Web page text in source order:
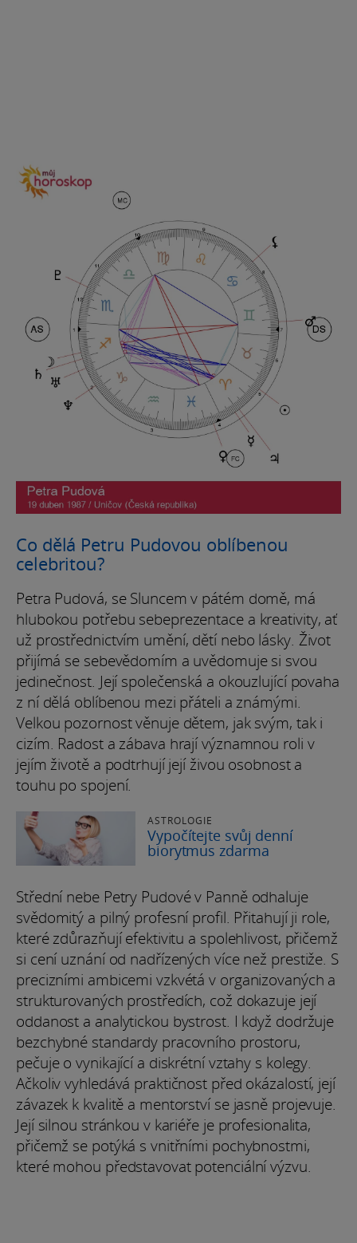
Co dělá Petru Pudovou oblíbenou
celebritou?
Petra Pudová, se Sluncem v pátém domě, má
hlubokou potřebu sebeprezentace a kreativity, ať
už prostřednictvím umění, dětí nebo lásky. Život
přijímá se sebevědomím a uvědomuje si svou
jedinečnost. Její společenská a okouzlující povaha
z ní dělá oblíbenou mezi přáteli a známými.
Velkou pozornost věnuje dětem, jak svým, tak i
cizím. Radost a zábava hrají významnou roli v
jejím životě a podtrhují její živou osobnost a
touhu po spojení.
ASTROLOGIE
Vypočítejte svůj denní
biorytmus zdarma
Střední nebe Petry Pudové v Panně odhaluje
svědomitý a pilný profesní profil. Přitahují ji role,
které zdůrazňují efektivitu a spolehlivost, přičemž
si cení uznání od nadřízených více než prestiže. S
precizními ambicemi vzkvétá v organizovaných a
strukturovaných prostředích, což dokazuje její
oddanost a analytickou bystrost. I když dodržuje
bezchybné standardy pracovního prostoru,
pečuje o vynikající a diskrétní vztahy s kolegy.
Ačkoliv vyhledává praktičnost před okázalostí, její
závazek k kvalitě a mentorství se jasně projevuje.
Její silnou stránkou v kariéře je profesionalita,
přičemž se potýká s vnitřními pochybnostmi,
které mohou představovat potenciální výzvu.